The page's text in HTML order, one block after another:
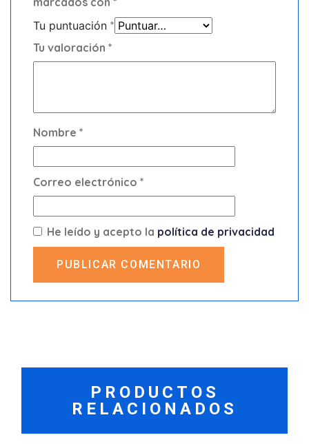
Tu puntuación *
Tu valoración *
Nombre *
Correo electrónico *
He leído y acepto la política de privacidad
PUBLICAR COMENTARIO
PRODUCTOS
RELACIONADOS